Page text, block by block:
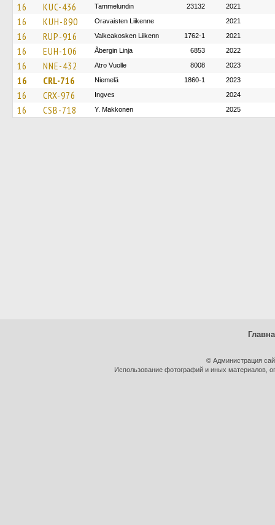
16 KUC-436 Tammelundin 23132 2021
16 KUH-890 Oravaisten Liikenne 2021
16 RUP-916 Valkeakosken Liikenn 1762-1 2021
16 EUH-106 Åbergin Linja 6853 2022
16 NNE-432 Atro Vuolle 8008 2023
16 CRL-716 Niemelä 1860-1 2023
16 CRX-976 Ingves 2024
16 CSB-718 Y. Makkonen 2025
© Администрация
Использование фотографий и иных материалов,